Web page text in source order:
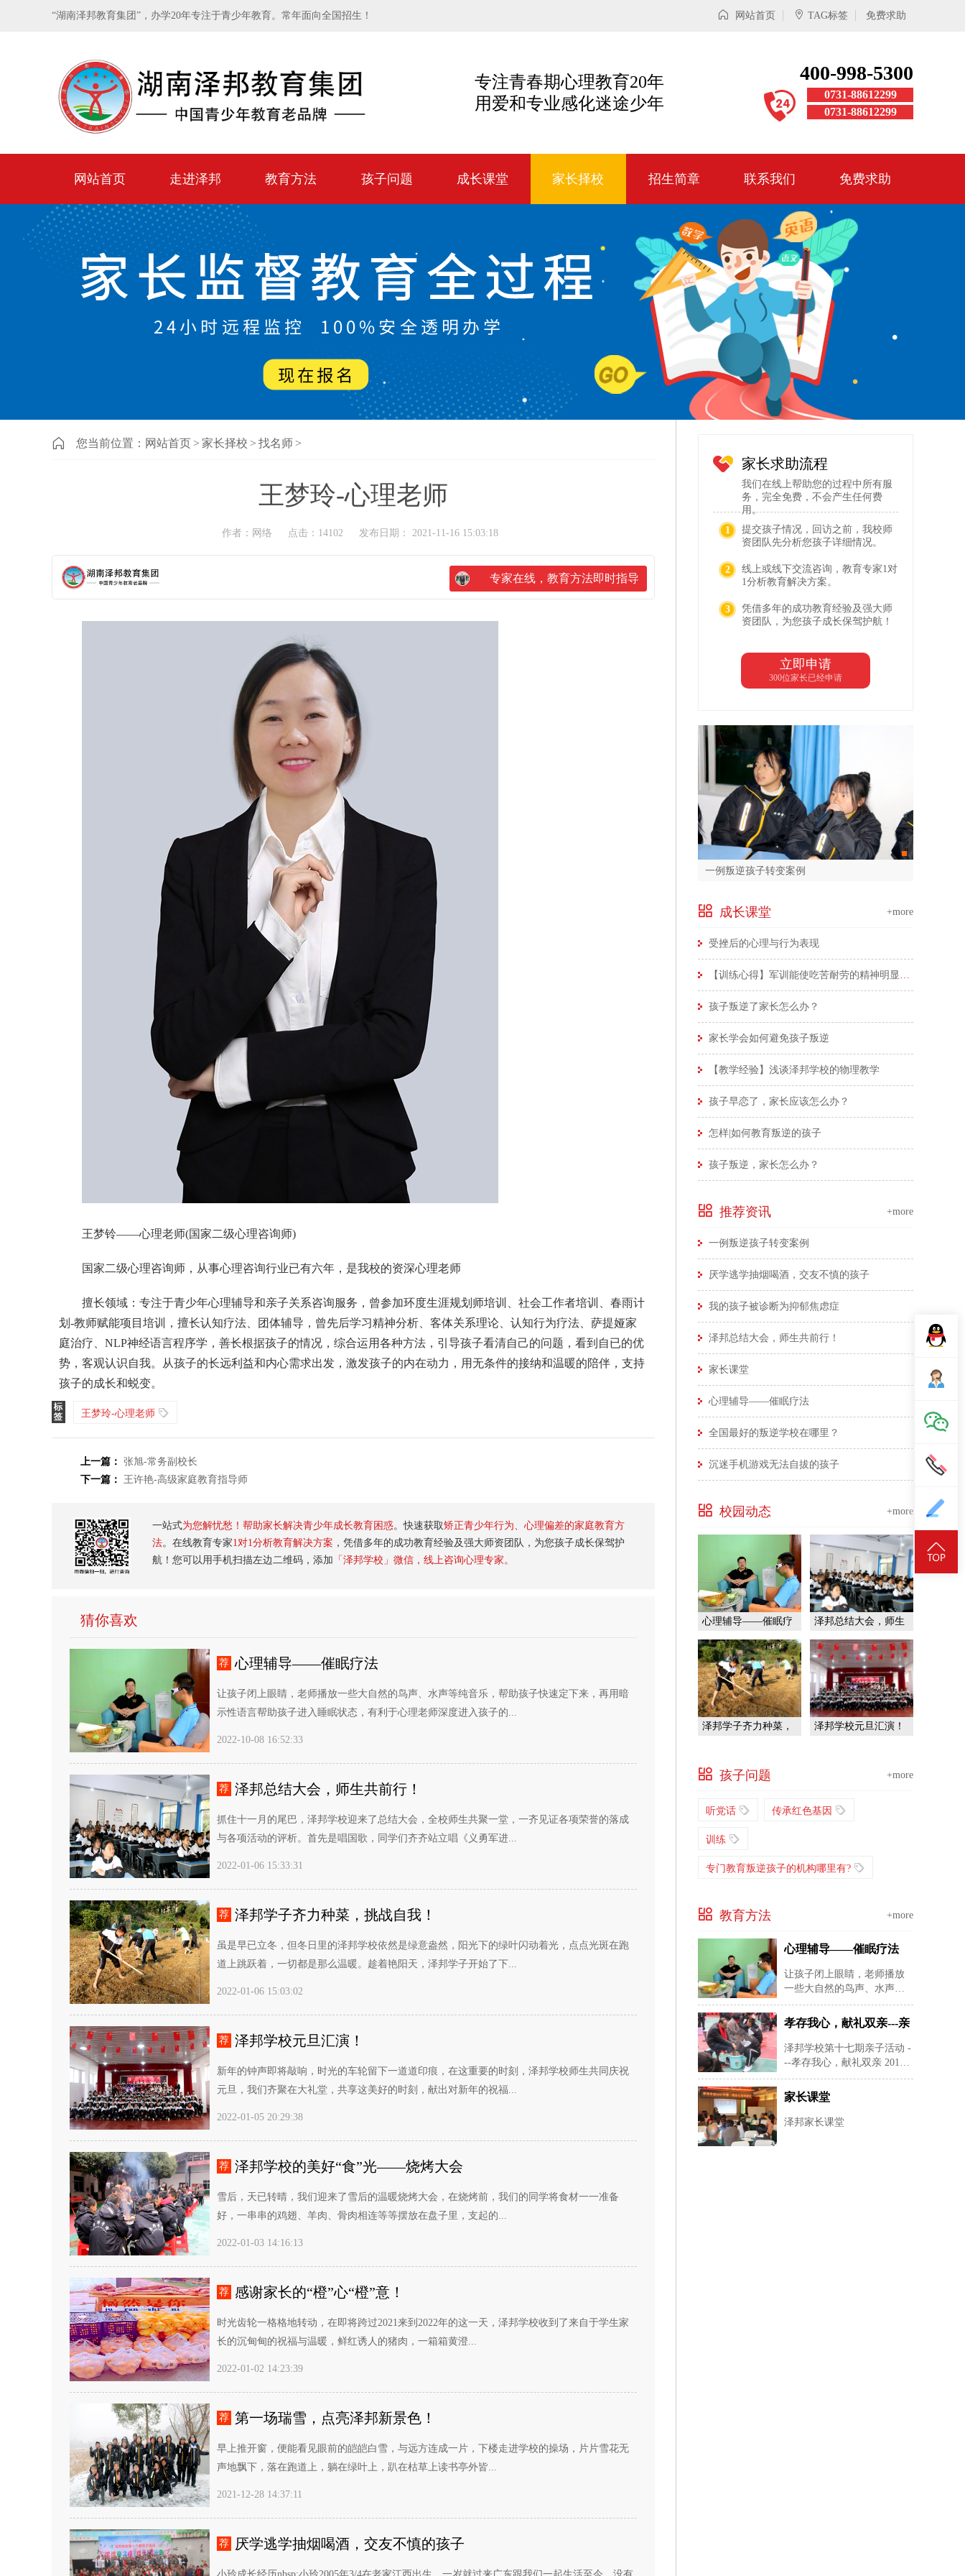
“湖南泽邦教育集团”，办学20年专注于青少年教育。常年面向全国招生！ 网站首页 TAG标签 免费求助
专注青春期心理教育20年
用爱和专业感化迷途少年
400-998-5300
0731-88612299
0731-88612299
网站首页 走进泽邦 教育方法 孩子问题 成长课堂 家长择校 招生简章 联系我们 免费求助
您当前位置： 网站首页 > 家长择校 > 找名师 >
王梦玲-心理老师
作者：网络 点击：14102 发布日期： 2021-11-16 15:03:18
专家在线，教育方法即时指导
王梦铃——心理老师(国家二级心理咨询师)
国家二级心理咨询师，从事心理咨询行业已有六年，是我校的资深心理老师
擅长领域：专注于青少年心理辅导和亲子关系咨询服务，曾参加环度生涯规划师培训、社会工作者培训、春雨计
划-教师赋能项目培训，擅长认知疗法、团体辅导，曾先后学习精神分析、客体关系理论、认知行为疗法、萨提娅家
庭治疗、NLP神经语言程序学，善长根据孩子的情况，综合运用各种方法，引导孩子看清自己的问题，看到自已的优
势，客观认识自我。从孩子的长远利益和内心需求出发，激发孩子的内在动力，用无条件的接纳和温暖的陪伴，支持
孩子的成长和蜕变。
王梦玲-心理老师
上一篇： 张旭-常务副校长
下一篇：
王许艳-高级家庭教育指导师
一站式为您解忧愁！帮助家长解决青少年成长教育困惑。快速获取矫正青少年行为、心理偏差的家庭教育方
法。在线教育专家1对1分析教育解决方案 ，凭借多年的成功教育经验及强大师资团队，为您孩子成长保驾护
航！您可以用手机扫描左边二维码，添加 「泽邦学校」微信，线上咨询心理专家。
猜你喜欢
荐 心理辅导——催眠疗法
让孩子闭上眼睛，老师播放一些大自然的鸟声、水声等纯音乐，帮助孩子快速定下来，再用暗
示性语言帮助孩子进入睡眠状态，有利于心理老师深度进入孩子的...
2022-10-08 16:52:33
荐 泽邦总结大会，师生共前行！
抓住十一月的尾巴，泽邦学校迎来了总结大会，全校师生共聚一堂，一齐见证各项荣誉的落成
与各项活动的评析。首先是唱国歌，同学们齐齐站立唱《义勇军进...
2022-01-06 15:33:31
荐 泽邦学子齐力种菜，挑战自我！
虽是早已立冬，但冬日里的泽邦学校依然是绿意盎然，阳光下的绿叶闪动着光，点点光斑在跑
道上跳跃着，一切都是那么温暖。趁着艳阳天，泽邦学子开始了下...
2022-01-06 15:03:02
荐 泽邦学校元旦汇演！
新年的钟声即将敲响，时光的车轮留下一道道印痕，在这重要的时刻，泽邦学校师生共同庆祝
元旦，我们齐聚在大礼堂，共享这美好的时刻，献出对新年的祝福...
2022-01-05 20:29:38
荐 泽邦学校的美好“食”光——烧烤大会
雪后，天已转晴，我们迎来了雪后的温暖烧烤大会，在烧烤前，我们的同学将食材一一准备
好，一串串的鸡翅、羊肉、骨肉相连等等摆放在盘子里，支起的...
2022-01-03 14:16:13
荐 感谢家长的“橙”心“橙”意！
时光齿轮一格格地转动，在即将跨过2021来到2022年的这一天，泽邦学校收到了来自于学生家
长的沉甸甸的祝福与温暖，鲜红诱人的猪肉，一箱箱黄澄...
2022-01-02 14:23:39
荐 第一场瑞雪，点亮泽邦新景色！
早上推开窗，便能看见眼前的皑皑白雪，与远方连成一片，下楼走进学校的操场，片片雪花无
声地飘下，落在跑道上，躺在绿叶上，趴在枯草上读书亭外皆...
2021-12-28 14:37:11
荐 厌学逃学抽烟喝酒，交友不慎的孩子
家长求助流程
我们在线上帮助您的过程中所有服
务，完全免费，不会产生任何费
用。
1
提交孩子情况，回访之前，我校师
资团队先分析您孩子详细情况。
2
线上或线下交流咨询，教育专家1对
1分析教育解决方案。
3
凭借多年的成功教育经验及强大师
资团队，为您孩子成长保驾护航！
立即申请
300位家长已经申请
一例叛逆孩子转变案例
成长课堂 +more
受挫后的心理与行为表现
【训练心得】军训能使吃苦耐劳的精神明显体现
孩子叛逆了家长怎么办？
家长学会如何避免孩子叛逆
【教学经验】浅谈泽邦学校的物理教学
孩子早恋了，家长应该怎么办？
怎样|如何教育叛逆的孩子
孩子叛逆，家长怎么办？
推荐资讯 +more
一例叛逆孩子转变案例
厌学逃学抽烟喝酒，交友不慎的孩子
我的孩子被诊断为抑郁焦虑症
泽邦总结大会，师生共前行！
家长课堂
心理辅导——催眠疗法
全国最好的叛逆学校在哪里？
沉迷手机游戏无法自拔的孩子
校园动态 +more
心理辅导——催眠疗
法
泽邦总结大会，师生
共前行！
泽邦学子齐力种菜，
泽邦学校元旦汇演！
孩子问题 +more
听党话 传承红色基因
训练
专门教育叛逆孩子的机构哪里有?
教育方法 +more
心理辅导——催眠疗法
让孩子闭上眼睛，老师播放
一些大自然的鸟声、水声等
纯音乐，帮助孩子快速定下
来，再用暗示性语言帮助孩
子进入睡眠状态，有利于心
理老师深度进入孩子的
孝存我心，献礼双亲---亲
子活动
泽邦学校第十七期亲子活动 -
--孝存我心，献礼双亲 2019
年12月22日星期天早上8：30-
--下午16：00在湖南长沙安沙
镇泽邦学校举办孝存我心，
献礼双亲为主题的亲子活
家长课堂
泽邦家长课堂